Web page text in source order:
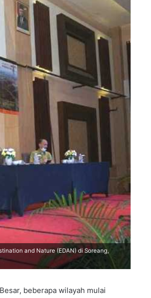
and Nature (EDAN) di Soreang,
beberapa wilayah mulai